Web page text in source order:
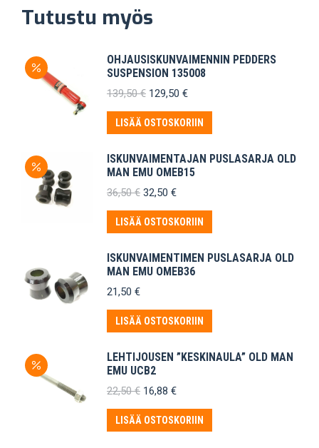
Tutustu myös
OHJAUSISKUNVAIMENNIN PEDDERS
SUSPENSION 135008
139,50€ Alkuperäinen
oli:
139,50 €.
129,50 €Nykyinen
on:
129,50 €.
LISÄÄ OSTOSKORIIN
ISKUNVAIMENTAJAN PUSLASARJA OLD
MAN EMU OMEB15
36,50€ Alkuperäinen
oli:
36,50 €.
32,50 €Nykyinen
on:
32,50 €.
LISÄÄ OSTOSKORIIN
ISKUNVAIMENTIMEN PUSLASARJA OLD
MAN EMU OMEB36
21,50 €
LISÄÄ OSTOSKORIIN
LEHTIJOUSEN ”KESKINAULA” OLD MAN
EMU UCB2
22,50€ Alkuperäinen
oli:
22,50 €.
16,88 €Nykyinen
on:
16,88 €.
LISÄÄ OSTOSKORIIN